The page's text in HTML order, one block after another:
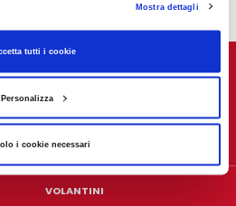
Mostra dettagli
tutti i cookie
Personalizza
i cookie necessaridell'azienda